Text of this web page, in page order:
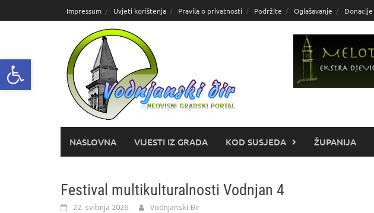
Open toolbar
do
Impressum Uvjeti korištenja Pravila o privatnosti Podržite Oglašavanje Donacije
NASLOVNA VIJESTI IZ GRADA KOD SUSJEDA ŽUPANIJA
Festival multikulturalnosti Vodnjan 4
22. svibnja 2026. Vodnjanski Đir